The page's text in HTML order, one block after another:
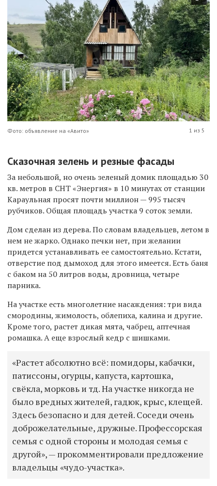
Фото: объявление на «Авито» 1 из 5
Сказочная зелень и резные фасады
За небольшой, но очень зеленый домик площадью 30
кв. метров в СНТ «Энергия» в 10 минутах от станции
Караульная просят почти миллион — 995 тысяч
рубчиков. Общая площадь участка 9 соток земли.
Дом сделан из дерева. По словам владельцев, летом в
нем не жарко. Однако печки нет, при желании
придется устанавливать ее самостоятельно. Кстати,
отверстие под дымоход для этого имеется. Есть баня
с баком на 50 литров воды, дровница, четыре
парника.
На участке есть многолетние насаждения: три вида
смородины, жимолость, облепиха, калина и другие.
Кроме того, растет дикая мята, чабрец, аптечная
ромашка. А еще взрослый кедр с шишками.
«Растет абсолютно всё: помидоры, кабачки,
патиссоны, огурцы, капуста, картошка,
свёкла, морковь и тд. На участке никогда не
было вредных жителей, гадюк, крыс, клещей.
Здесь безопасно и для детей. Соседи очень
доброжелательные, дружные. Профессорская
семья с одной стороны и молодая семья с
другой», — прокомментировали предложение
владельцы «чудо-участка».